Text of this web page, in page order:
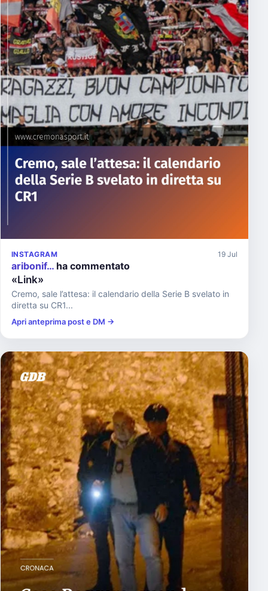
INSTAGRAM 19 Jul
aribonif… ha commentato
«Link»
Cremo, sale l’attesa: il calendario della Serie B svelato in
diretta su CR1...
Apri anteprima post e DM →